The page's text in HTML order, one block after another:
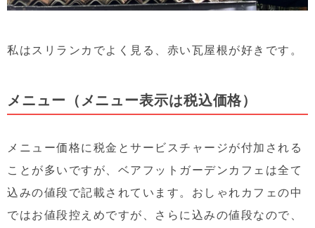
私はスリランカでよく見る、赤い瓦屋根が好きです。
メニュー（メニュー表示は税込価格）
メニュー価格に税金とサービスチャージが付加される
ことが多いですが、ベアフットガーデンカフェは全て
込みの値段で記載されています。おしゃれカフェの中
ではお値段控えめですが、さらに込みの値段なので、